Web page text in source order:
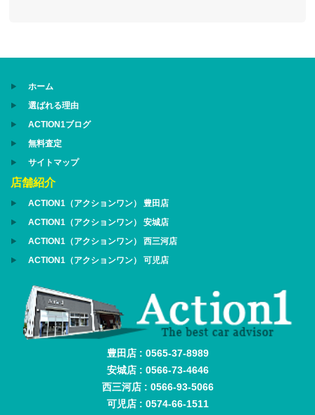
ホーム
選ばれる理由
ACTION1ブログ
無料査定
サイトマップ
店舗紹介
ACTION1（アクションワン） 豊田店
ACTION1（アクションワン） 安城店
ACTION1（アクションワン） 西三河店
ACTION1（アクションワン） 可児店
豊田店 : 0565-37-8989
安城店 : 0566-73-4646
西三河店 : 0566-93-5066
可児店 : 0574-66-1511